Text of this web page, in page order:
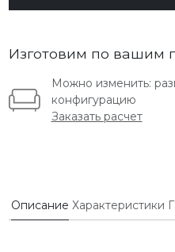
Изготовим по вашим
Можно изменить:
конфигурацию
Заказать расчет
Описание Характеристики